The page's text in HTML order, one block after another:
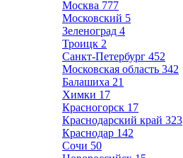
Москва 777
Московский 5
Зеленоград 4
Троицк 2
Санкт-Петербург 452
Московская область 342
Балашиха 21
Химки 17
Красногорск 17
Краснодарский край 323
Краснодар 142
Сочи 50